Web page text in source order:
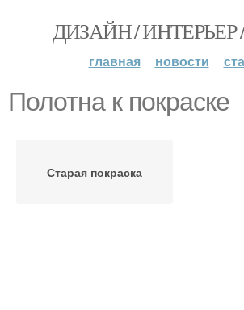
ДИЗАЙН / ИНТЕРЬЕР
главная новости
Полотна к покраске
Старая покраска